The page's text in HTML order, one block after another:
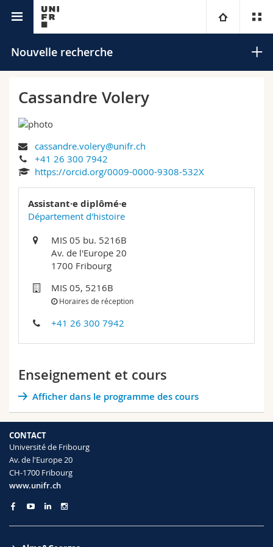
Université
Campus
Recherche
Formation continue
Droit
Lettres et sciences humaines
Sciences de l'éducation et de la formation
Sciences et médecine
Vous êtes
Futurs étudiants
Médias
Chercheurs
Collaborateurs
Ressources
Plan d'accès
Bibliothèques
Webmail
Nouvelle recherche
Rechercher
Cassandre Volery
cassandre.volery@unifr.ch
+41 26 300 7942
https://orcid.org/0009-0000-9308-532X
Assistant·e diplômé·e
Département d'histoire
MIS 05 bu. 5216B
Av. de l'Europe 20
1700 Fribourg
MIS 05, 5216B
Horaires de réception
+41 26 300 7942
Enseignement et cours
Afficher dans le programme des cours
CONTACT
Université de Fribourg
Av. de l'Europe 20
CH-1700 Fribourg
www.unifr.ch